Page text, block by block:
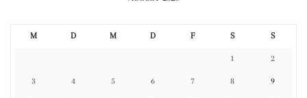
M D M D F S S
1 2
3 4 5 6 7 8 9